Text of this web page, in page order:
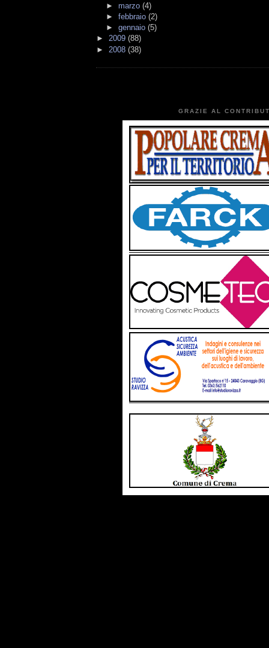
► marzo (4)
► febbraio (2)
► gennaio (5)
► 2009 (88)
► 2008 (38)
GRAZIE AL